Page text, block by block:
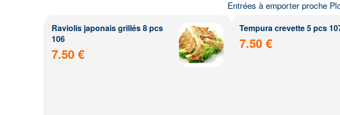
Entrées à emporter proche
Raviolis japonais grillés 8 pcs
106
7.50 €
Tempura crevette 5 pcs
7.50 €